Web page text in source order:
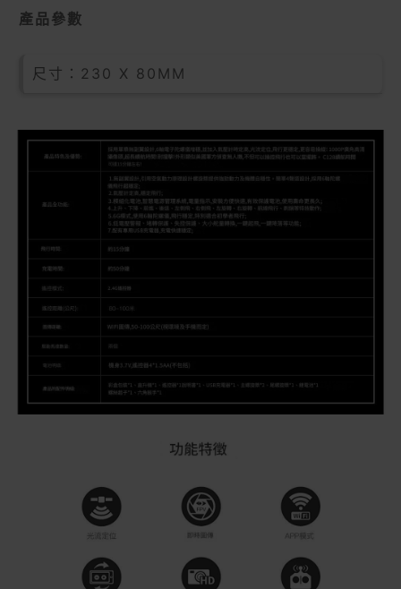
產品參數
尺寸：230 X 80MM